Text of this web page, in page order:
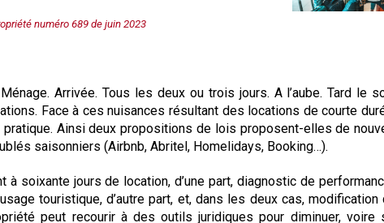
Marchands de sommeil et
copropriété en difficulté
numéro 689 de juin 2023
Arrivée. Tous les deux ou trois jours. A l’aube. Tard le
Face à ces nuisances résultant des locations de courte
pratique. Ainsi deux propositions de lois proposent-elles de
saisonniers (Airbnb, Abritel, Homelidays, Booking…).
soixante jours de location, d’une part, diagnostic de
touristique, d’autre part, et, dans les deux cas,
peut recourir à des outils juridiques pour diminuer, voire